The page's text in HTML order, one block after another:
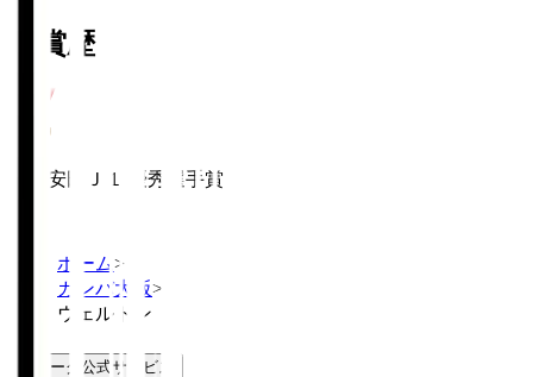
受賞歴
明治安田Ｊ１ 優秀選手賞
ホーム >
ガンバ大阪>
ウェルトン
Ｊリーグ公式サービス